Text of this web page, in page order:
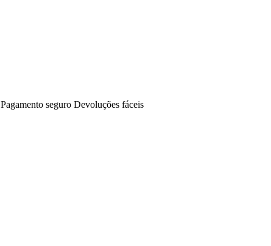
Pagamento seguro Devoluções fáceis